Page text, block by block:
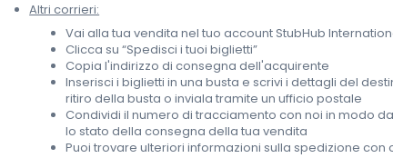
Altri corrieri:
Vai alla tua vendita nel tuo account StubHub
Clicca su “Spedisci i tuoi biglietti”
Copia l'indirizzo di consegna dell'acquirente
Inserisci i biglietti in una busta e scrivi i dettagli del
ritiro della busta o inviala tramite un ufficio postale
Condividi il numero di tracciamento con noi in modo
lo stato della consegna della tua vendita
Puoi trovare ulteriori informazioni sulla spedizione